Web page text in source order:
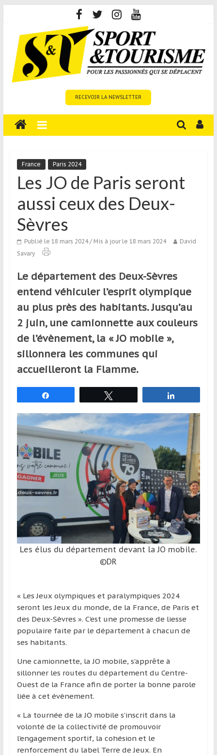
content
Tourisme
est
média
sur
tourisme
sportif
qui
aux
voyageurs
ou
réguliers,
pratiquants,
passionnés
ou
simples
spectateurs
sport,
qui
France
l’étranger
pour
assouvir
passion,
tout
en
profitant
culturelle
d’un
pays
d’une
RECEVOIR LA NEWSLETTER
France Paris 2024
Les JO de Paris seront
aussi ceux des Deux-
Sèvres
Publié le 18 mars 2024/ Mis à jour le 18 mars 2024
David
Savary
Le département des Deux-Sèvres
entend véhiculer l’esprit olympique
au plus près des habitants. Jusqu’au
2 juin, une camionnette aux couleurs
de l’évènement, la « JO mobile »,
sillonnera les communes qui
accueilleront la Flamme.
Les élus du département devant la JO mobile.
©DR
« Les Jeux olympiques et paralympiques 2024
seront les Jeux du monde, de la France, de Paris et
des Deux-Sèvres ». C’est une promesse de liesse
populaire faite par le département à chacun de
ses habitants.
Une camionnette, la JO mobile, s’apprête à
sillonner les routes du département du Centre-
Ouest de la France afin de porter la bonne parole
liée à cet évènement.
« La tournée de la JO mobile s’inscrit dans la
volonté de la collectivité de promouvoir
l’engagement sportif, la cohésion et le
renforcement du label Terre de Jeux. En